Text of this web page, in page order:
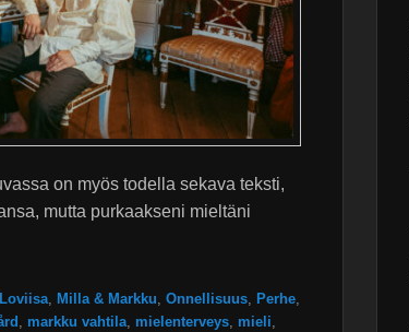
on myös todella sekava teksti,
mutta purkaakseni mieltäni
Loviisa Milla & Markku Onnellisuus Perhe
markku vahtila mielenterveys mieli